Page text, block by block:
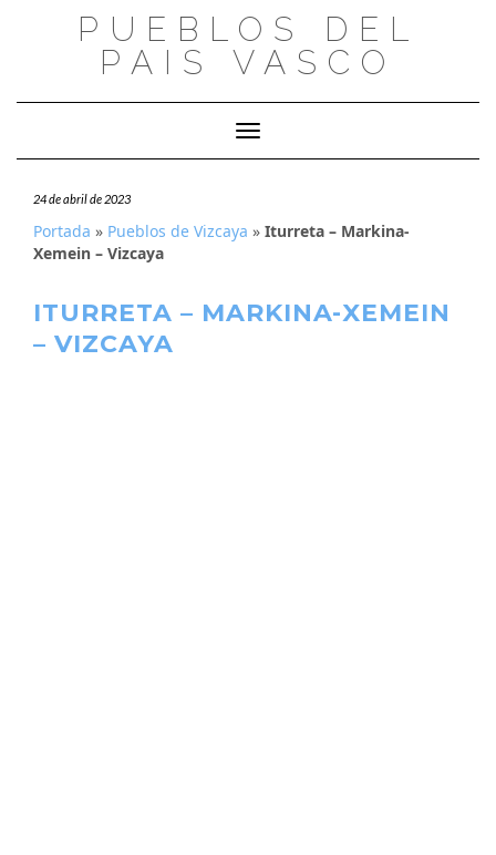
PUEBLOS DEL
PAIS VASCO
Cambiar modo de navegación
24 de abril de 2023
Portada » Pueblos de Vizcaya » Iturreta – Markina-
Xemein – Vizcaya
ITURRETA – MARKINA-XEMEIN
– VIZCAYA